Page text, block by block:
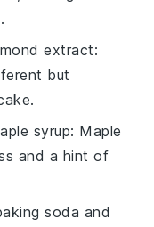
extract:
but
syrup: Maple
and a hint of
soda and